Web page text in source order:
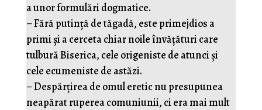
a unor formulări dogmatice.
– Fără putință de tăgadă, este primejdios a
primi și a cerceta chiar noile învățături care
tulbură Biserica, cele origeniste de atunci și
cele ecumeniste de astăzi.
– Despărțirea de omul eretic nu presupunea
neapărat ruperea comuniunii, ci era mai mult